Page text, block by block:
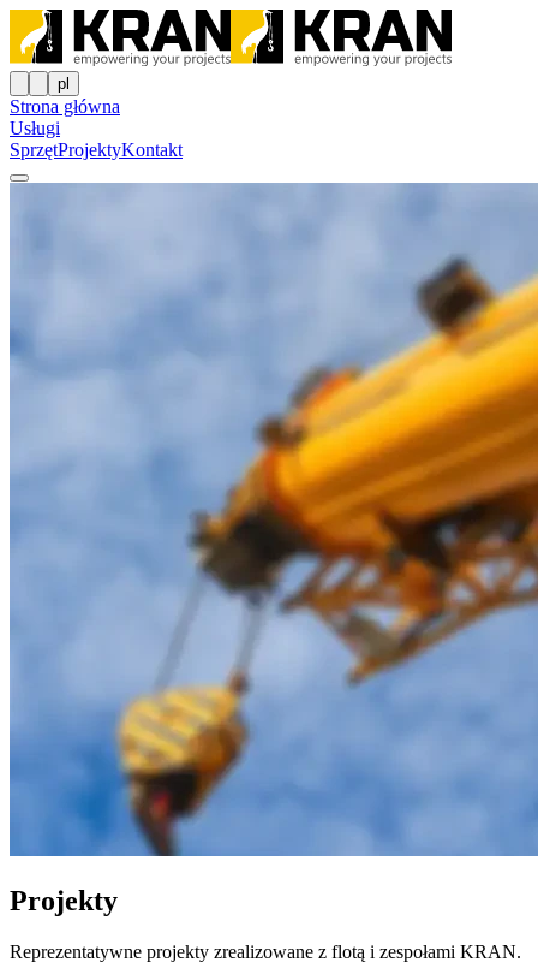
pl
Strona główna
Usługi
SprzętProjektyKontakt
Projekty
Reprezentatywne projekty zrealizowane z flotą i zespołami KRAN.